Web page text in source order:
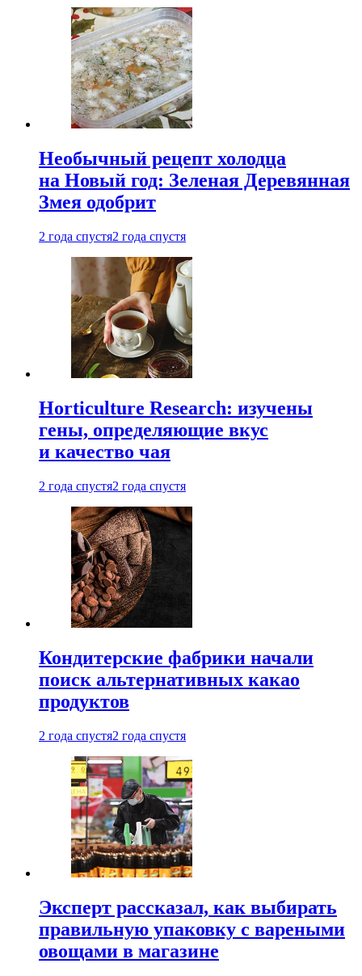
Необычный рецепт холодца
на Новый год: Зеленая Деревянная
Змея одобрит
2 года спустя2 года спустя
Horticulture Research: изучены
гены, определяющие вкус
и качество чая
2 года спустя2 года спустя
Кондитерские фабрики начали
поиск альтернативных какао
продуктов
2 года спустя2 года спустя
Эксперт рассказал, как выбирать
правильную упаковку с вареными
овощами в магазине